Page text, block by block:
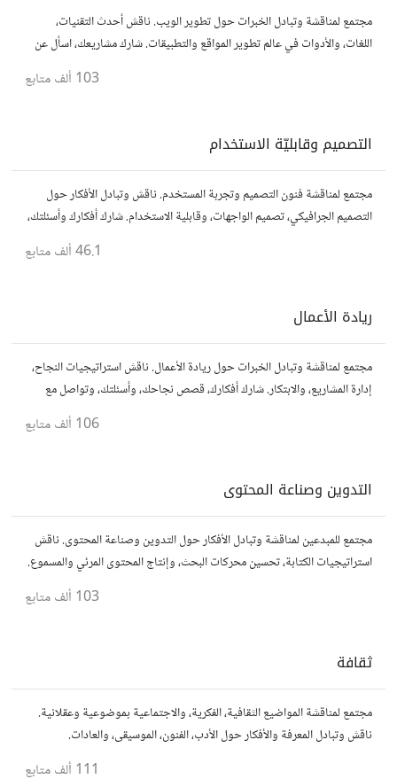
مجتمع لمناقشة وتبادل الخبرات حول تطوير الويب. ناقش أحدث التقنيات،
اللغات، والأدوات في عالم تطوير المواقع والتطبيقات. شارك مشاريعك، اسأل عن
103 ألف متابع
التصميم وقابليّة الاستخدام
مجتمع لمناقشة فنون التصميم وتجربة المستخدم. ناقش وتبادل الأفكار حول
التصميم الجرافيكي، تصميم الواجهات، وقابلية الاستخدام. شارك أفكارك وأسئلتك،
وتواصل مع مصممين ومتخصصين في تحسين تجربة المستخدم.
46.1 ألف متابع
ريادة الأعمال
مجتمع لمناقشة وتبادل الخبرات حول ريادة الأعمال. ناقش استراتيجيات النجاح،
إدارة المشاريع، والابتكار. شارك أفكارك، قصص نجاحك، وأسئلتك، وتواصل مع
106 ألف متابع
التدوين وصناعة المحتوى
مجتمع للمبدعين لمناقشة وتبادل الأفكار حول التدوين وصناعة المحتوى. ناقش
استراتيجيات الكتابة، تحسين محركات البحث، وإنتاج المحتوى المرئي والمسموع.
103 ألف متابع
ثقافة
مجتمع لمناقشة المواضيع الثقافية، الفكرية، والاجتماعية بموضوعية وعقلانية.
ناقش وتبادل المعرفة والأفكار حول الأدب، الفنون، الموسيقى، والعادات.
111 ألف متابع